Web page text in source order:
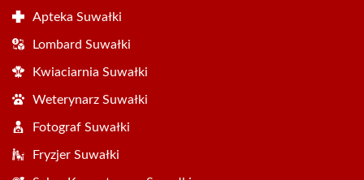
Apteka Suwałki
Lombard Suwałki
Kwiaciarnia Suwałki
Weterynarz Suwałki
Fotograf Suwałki
Fryzjer Suwałki